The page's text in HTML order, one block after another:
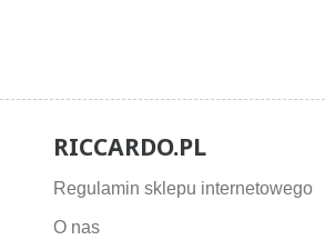
RICCARDO.PL
Regulamin sklepu internetowego
O nas